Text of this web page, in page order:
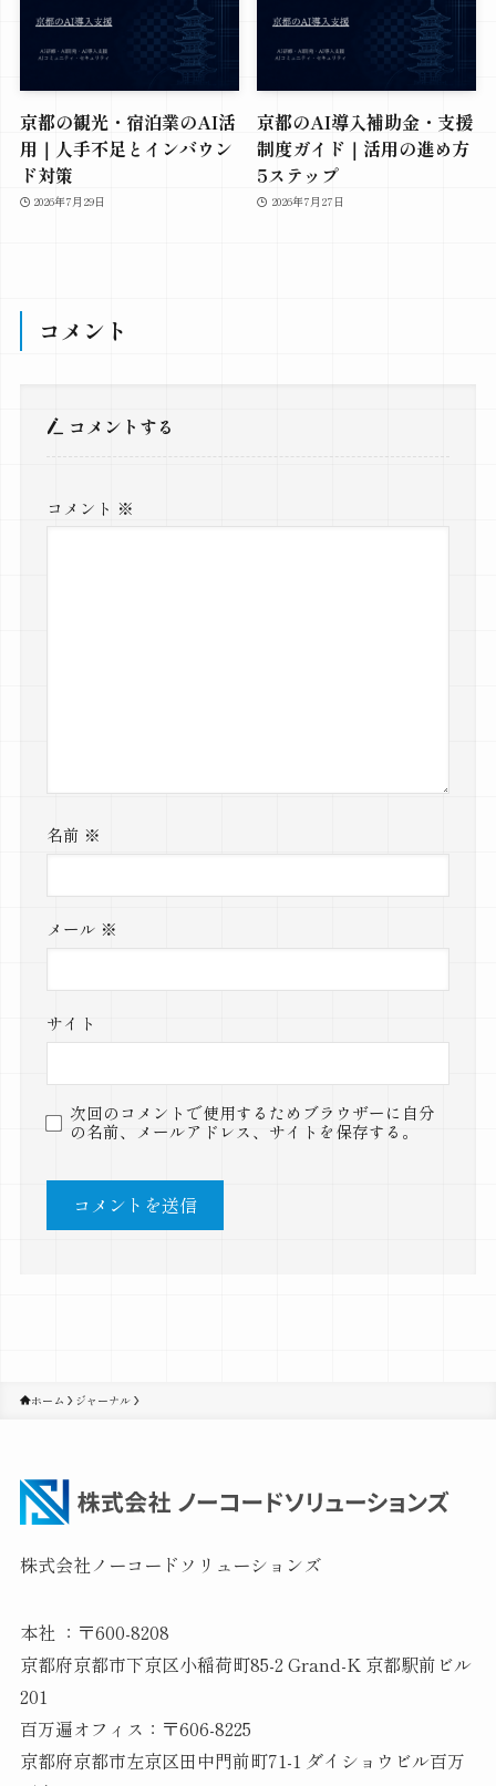
京都の観光・宿泊業のAI活
用｜人手不足とインバウン
ド対策
2026年7月29日
京都のAI導入補助金・支援
制度ガイド｜活用の進め方
5ステップ
2026年7月27日
コメント
コメントする
コメント ※
名前 ※
メール ※
サイト
次回のコメントで使用するためブラウザーに自分
の名前、メールアドレス、サイトを保存する。
ホーム ジャーナル
株式会社ノーコードソリューションズ
本社 ：〒600-8208
京都府京都市下京区小稲荷町85-2 Grand-K 京都駅前ビル
201
百万遍オフィス：〒606-8225
京都府京都市左京区田中門前町71-1 ダイショウビル百万